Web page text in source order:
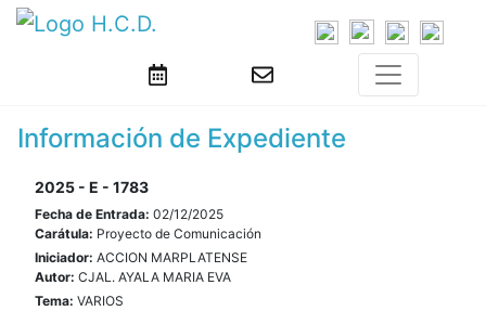
Información de Expediente
2025 - E - 1783
Fecha de Entrada: 02/12/2025
Carátula: Proyecto de Comunicación
Iniciador: ACCION MARPLATENSE
Autor: CJAL. AYALA MARIA EVA
Tema: VARIOS